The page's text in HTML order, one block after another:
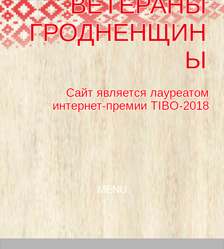
ГРОДНЕНЩИН
Ы
Сайт является лауреатом
интернет-премии TIBO-2018
MENU
SKIP TO CONTENT